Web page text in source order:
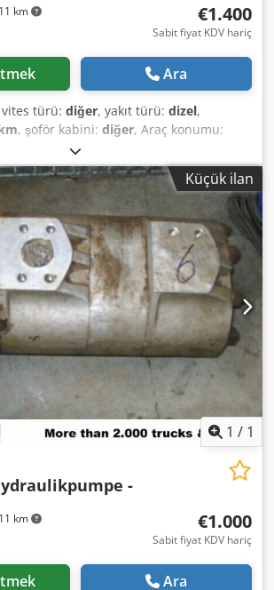
km €1.400
Sabit fiyat KDV hariç
Ara
vites türü: diğer, yakıt türü: dizel,
, şoför kabini: diğer, Araç konumu:
Hidrolik pompa KULLANILMIŞ No.:
BİLGİLERİ GARANTİSİZ, değişiklik,
saklıdır! Dcedpfx Ahei Rpa DoajkKüçük ilan
1 / 1
km
-
€1.000
Sabit fiyat KDV hariç
Ara